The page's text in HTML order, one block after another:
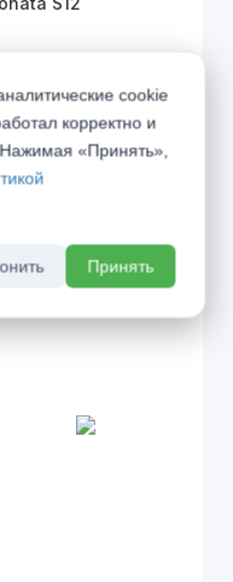
20 385 ₽
cookie
корректно и
«Принять»,
Принять